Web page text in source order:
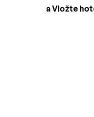
a Vložte